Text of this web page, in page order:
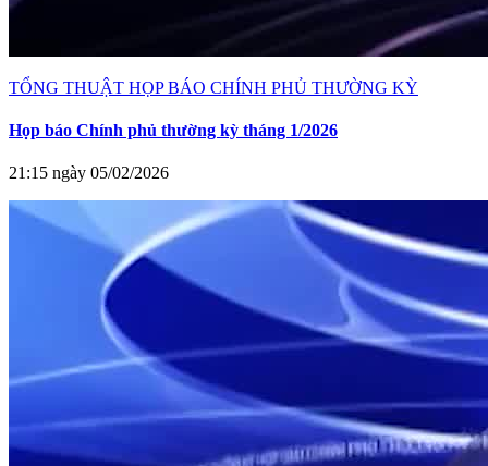
TỔNG THUẬT HỌP BÁO CHÍNH PHỦ THƯỜNG KỲ
Họp báo Chính phủ thường kỳ tháng 1/2026
21:15 ngày 05/02/2026